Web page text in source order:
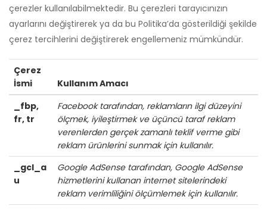
çerezler kullanılabilmektedir. Bu çerezleri tarayıcınızın
ayarlarını değiştirerek ya da bu Politika’da gösterildiği şekilde
çerez tercihlerini değiştirerek engellemeniz mümkündür.
Çerez
İsmi
Kullanım Amacı
_fbp,
fr, tr
Facebook tarafından, reklamların ilgi düzeyini
ölçmek, iyileştirmek ve üçüncü taraf reklam
verenlerden gerçek zamanlı teklif verme gibi
reklam ürünlerini sunmak için kullanılır.
_gcl_a
u
Google AdSense tarafından, Google AdSense
hizmetlerini kullanan internet sitelerindeki
reklam verimliliğini ölçümlemek için kullanılır.